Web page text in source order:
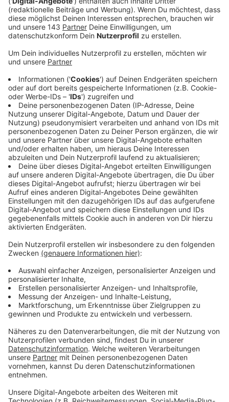
Ruhrgebiet, Sauerland und Niederrhein freien Eintritt.
Anzeige
GästeCard Erlebnisregion Nationalpark Eifel
Anzeige
Etwas anders funktioniert dieGästeCard
Erlebnisregion Nationalpark Eifel. Die bekommt man
kostenlos, wenn man in einem der teilnehmenden
Übernachtungsbetriebe schläft. Man darf dann in dem
Gebiet kostenlos den ÖPNV benutzen und es gibt auf
viele Eintritte Rabatt.
Anzeige
SauerlandCard
Anzeige
Die SauerlandCard gibt es gleich in drei Versionen: Die
SauerlandCard (Ferienwelt Winterberg), die
Sommercard (Ferienwelt Winterberg)und die
Nutzung des ÖPNVs an, Rabatte und teilweise auch
Gratiseintritt. Finanziert werden die Karten über die
Kurtaxe.
Anzeige